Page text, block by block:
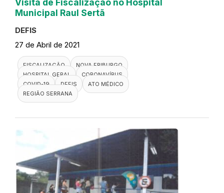
Visita de Fiscalização no Hospital
Municipal Raul Sertã
DEFIS
27 de Abril de 2021
FISCALIZAÇÃO
NOVA FRIBURGO
HOSPITAL GERAL
CORONAVÍRUS
COVID-19
DEFIS
ATO MÉDICO
REGIÃO SERRANA